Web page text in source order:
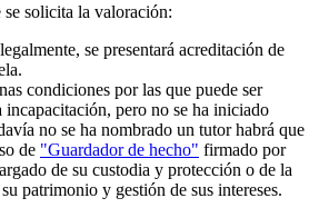
se solicita la valoración:
se presentará acreditación de
condiciones por las que puede ser
incapacitación, pero no se ha iniciado
no se ha nombrado un tutor habrá que
de "Guardador de hecho" firmado por
de su custodia y protección o de la
patrimonio y gestión de sus intereses.